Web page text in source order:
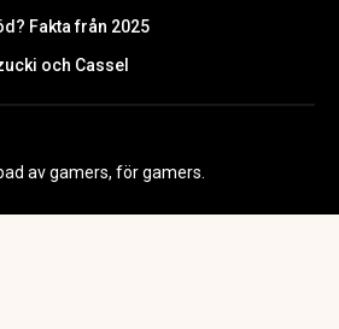
Fakta från 2025
och Cassel
av gamers, för gamers.